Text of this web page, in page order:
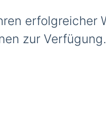
erfolgreicher
zur Verfügung.